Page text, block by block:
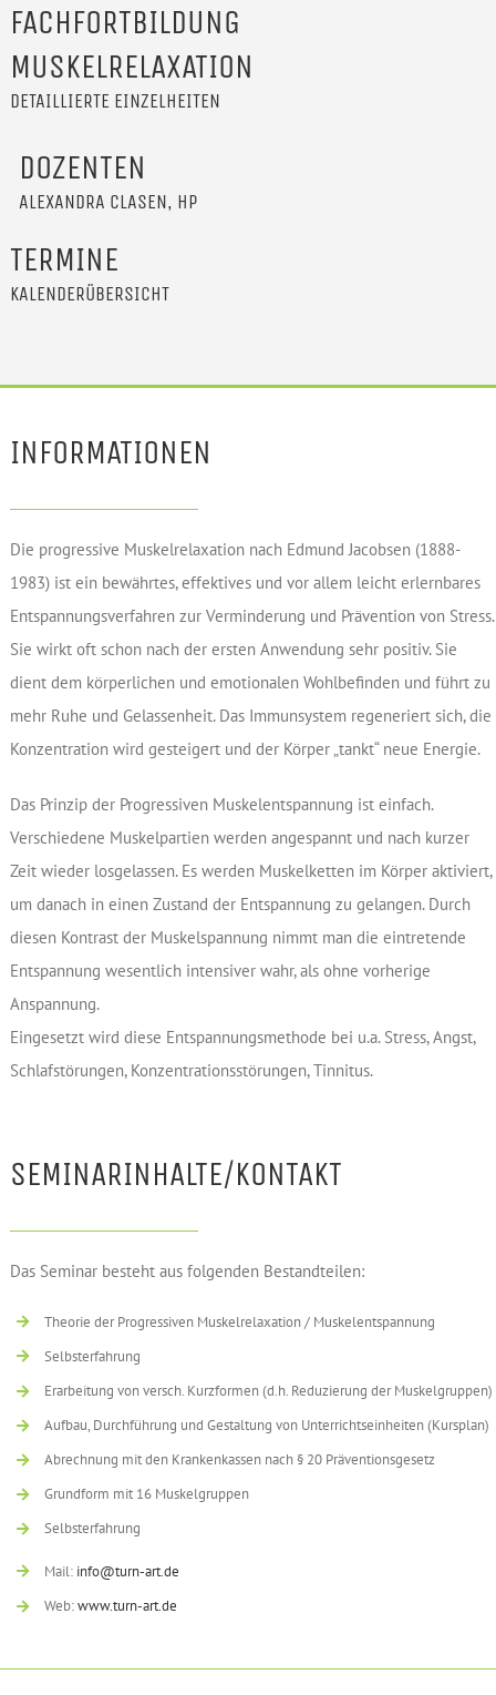
FACHFORTBILDUNG
MUSKELRELAXATION
DETAILLIERTE EINZELHEITEN
DOZENTEN
ALEXANDRA CLASEN, HP
TERMINE
KALENDERÜBERSICHT
INFORMATIONEN
Die progressive Muskelrelaxation nach Edmund Jacobsen (1888-
1983) ist ein bewährtes, effektives und vor allem leicht erlernbares
Entspannungsverfahren zur Verminderung und Prävention von Stress.
Sie wirkt oft schon nach der ersten Anwendung sehr positiv. Sie
dient dem körperlichen und emotionalen Wohlbefinden und führt zu
mehr Ruhe und Gelassenheit. Das Immunsystem regeneriert sich, die
Konzentration wird gesteigert und der Körper „tankt“ neue Energie.
Das Prinzip der Progressiven Muskelentspannung ist einfach.
Verschiedene Muskelpartien werden angespannt und nach kurzer
Zeit wieder losgelassen. Es werden Muskelketten im Körper aktiviert,
um danach in einen Zustand der Entspannung zu gelangen. Durch
diesen Kontrast der Muskelspannung nimmt man die eintretende
Entspannung wesentlich intensiver wahr, als ohne vorherige
Anspannung.
Eingesetzt wird diese Entspannungsmethode bei u.a. Stress, Angst,
Schlafstörungen, Konzentrationsstörungen, Tinnitus.
SEMINARINHALTE/KONTAKT
Das Seminar besteht aus folgenden Bestandteilen:
Theorie der Progressiven Muskelrelaxation / Muskelentspannung
Selbsterfahrung
Erarbeitung von versch. Kurzformen (d.h. Reduzierung der Muskelgruppen)
Aufbau, Durchführung und Gestaltung von Unterrichtseinheiten (Kursplan)
Abrechnung mit den Krankenkassen nach § 20 Präventionsgesetz
Grundform mit 16 Muskelgruppen
Selbsterfahrung
Mail: info@turn-art.de
Web:www.turn-art.de